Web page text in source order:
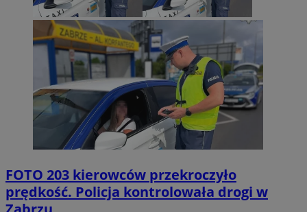
FOTO 203 kierowców przekroczyło
prędkość. Policja kontrolowała drogi w